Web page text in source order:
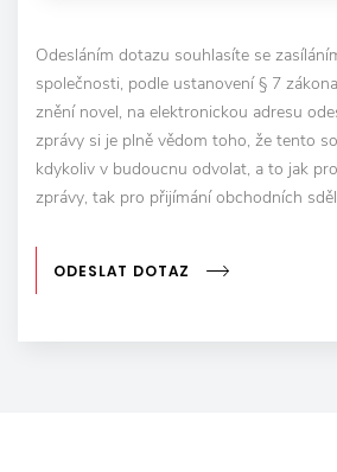
Odesláním dotazu souhlasíte se
společnosti, podle ustanovení § 7
znění novel, na elektronickou adresu
zprávy si je plně vědom toho, že tento
kdykoliv v budoucnu odvolat, a to jak
zprávy, tak pro přijímání obchodních
ODESLAT DOTAZ